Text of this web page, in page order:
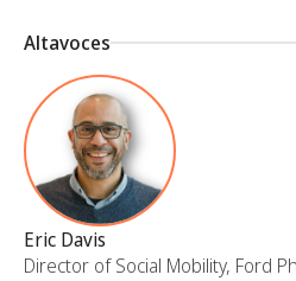
Altavoces
Eric Davis
Director of Social Mobility, Ford